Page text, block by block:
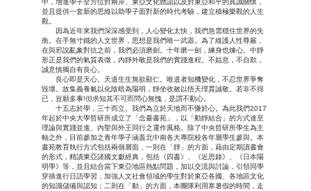
中，增進學子全方位對兩岸、東亞文化體認以及對東亞和平的真誠關懷，
並且提供一套新的思維以助學子面對新的時代考驗，建立積極樂觀的人生
觀。
因為近年來我們深深感受到，人心變化太快，我們急需穩住世界的失
衡。在手無寸鐵的人文世界，思想是我們唯一武器。為了維護人性尊嚴，
在與邪說亂象對抗之前，我們必須磨劍。十年磨一劍，練身也煉心。中靜
形正是我們的氣質表徵，內靜外敬是我們的實踐進程。不姑息，不自欺，
誠意慎獨自有良心。
良心即是天心。天道生生無欲顯仁。唯道者知機變化，不忍世界爭奪
毀壞。故集義養氣以化陰暗為陽明，靜坐收斂以悟天理貫誠敬。若非不得
已，豈願多事!但求知其不可而問心無愧，是謂不動心。
十五志於學，三十而立。我們為立於天地而不慊於心。為此我們2017
年起於中央大學哲研所成立了「念臺書苑」，以「動靜結合」的方式達至
理論與實踐並進、內聖與外王同行之運作風格。除了中央哲研所學生為主
軸之外，目前參加之青年學子涵蓋北中南各大專院校各年層學生參與。本
書苑教育執行方式包括兩個層面，一則在「靜」的方面，藉由定期讀書會
的形式，精讀東亞諸國文獻經典，包括《四書》、《近思錄》、《日本陽
明學》等，並且結合當下東亞地區熱點問題，加以交流與討論，引領同學
穿插進行日語學習，加強人文社會領域的學生對於東亞各國、各地區文化
的知識儲備與認知；二則在「動」的方面，本團隊利用寒暑假的時間，走